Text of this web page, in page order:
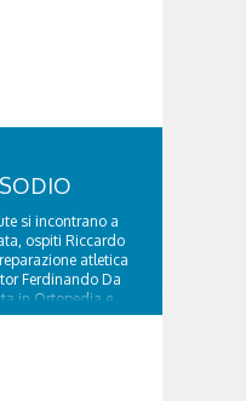
si incontrano a
ospiti Riccardo
atletica
Ferdinando Da
in Ortopedia e
GVM...